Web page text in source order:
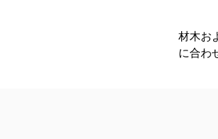
材木お
に合わ